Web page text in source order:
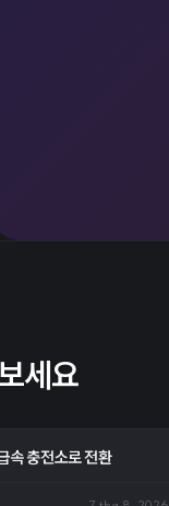
세요
속 충전소로 전환